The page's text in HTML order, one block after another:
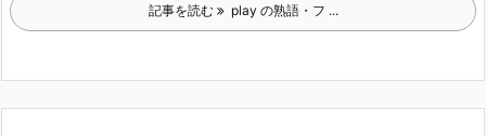
記事を読む play の熟語・フ ...